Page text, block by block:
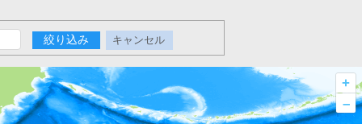
絞り込み キャンセル
+
–